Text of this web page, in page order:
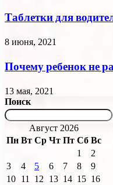
Таблетки для
8 июня, 2021
Почему ребенок не
13 мая, 2021
Поиск
Август 2026
Пн Вт Ср Чт Пт Сб Вс
1
2
3
4 5 6 7 8
9
10 11 12 13 14 15 16